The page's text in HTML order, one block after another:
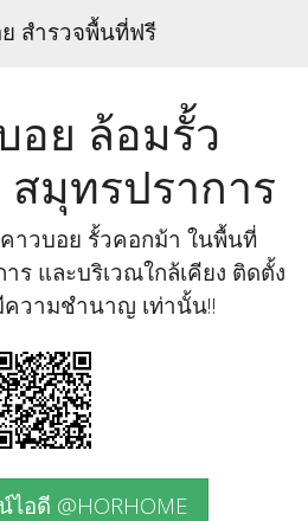
สำรวจพื้นที่ฟรี
อย ล้อมรั้ว
สมุทรปราการ
าวบอย รั้วคอกม้า ในพื้นที่
ร และบริเวณใกล้เคียง ติดตั้ง
วามชำนาญ เท่านั้น!!
อดี @HORHOME